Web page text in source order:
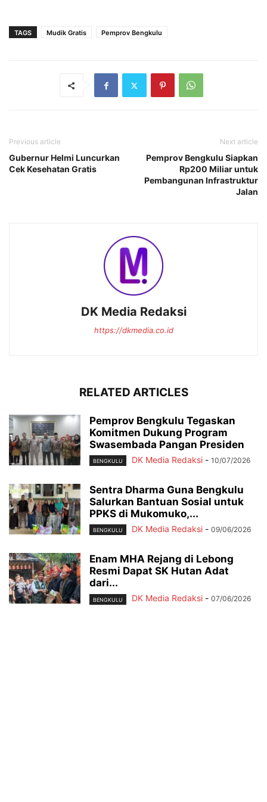
TAGS Mudik Gratis Pemprov Bengkulu
Previous article
Gubernur Helmi Luncurkan
Cek Kesehatan Gratis
Next article
Pemprov Bengkulu Siapkan
Rp200 Miliar untuk
Pembangunan Infrastruktur
Jalan
DK Media Redaksi
https://dkmedia.co.id
RELATED ARTICLES
Pemprov Bengkulu Tegaskan
Komitmen Dukung Program
Swasembada Pangan Presiden
BENGKULU DK Media Redaksi - 10/07/2026
Sentra Dharma Guna Bengkulu
Salurkan Bantuan Sosial untuk
PPKS di Mukomuko,...
BENGKULU DK Media Redaksi - 09/06/2026
Enam MHA Rejang di Lebong
Resmi Dapat SK Hutan Adat
dari...
BENGKULU DK Media Redaksi - 07/06/2026